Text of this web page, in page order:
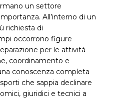
un settore
All’interno di un
richiesta di
occorrono figure
per le attività
coordinamento e
conoscenza completa
che sappia declinare
giuridici e tecnici a